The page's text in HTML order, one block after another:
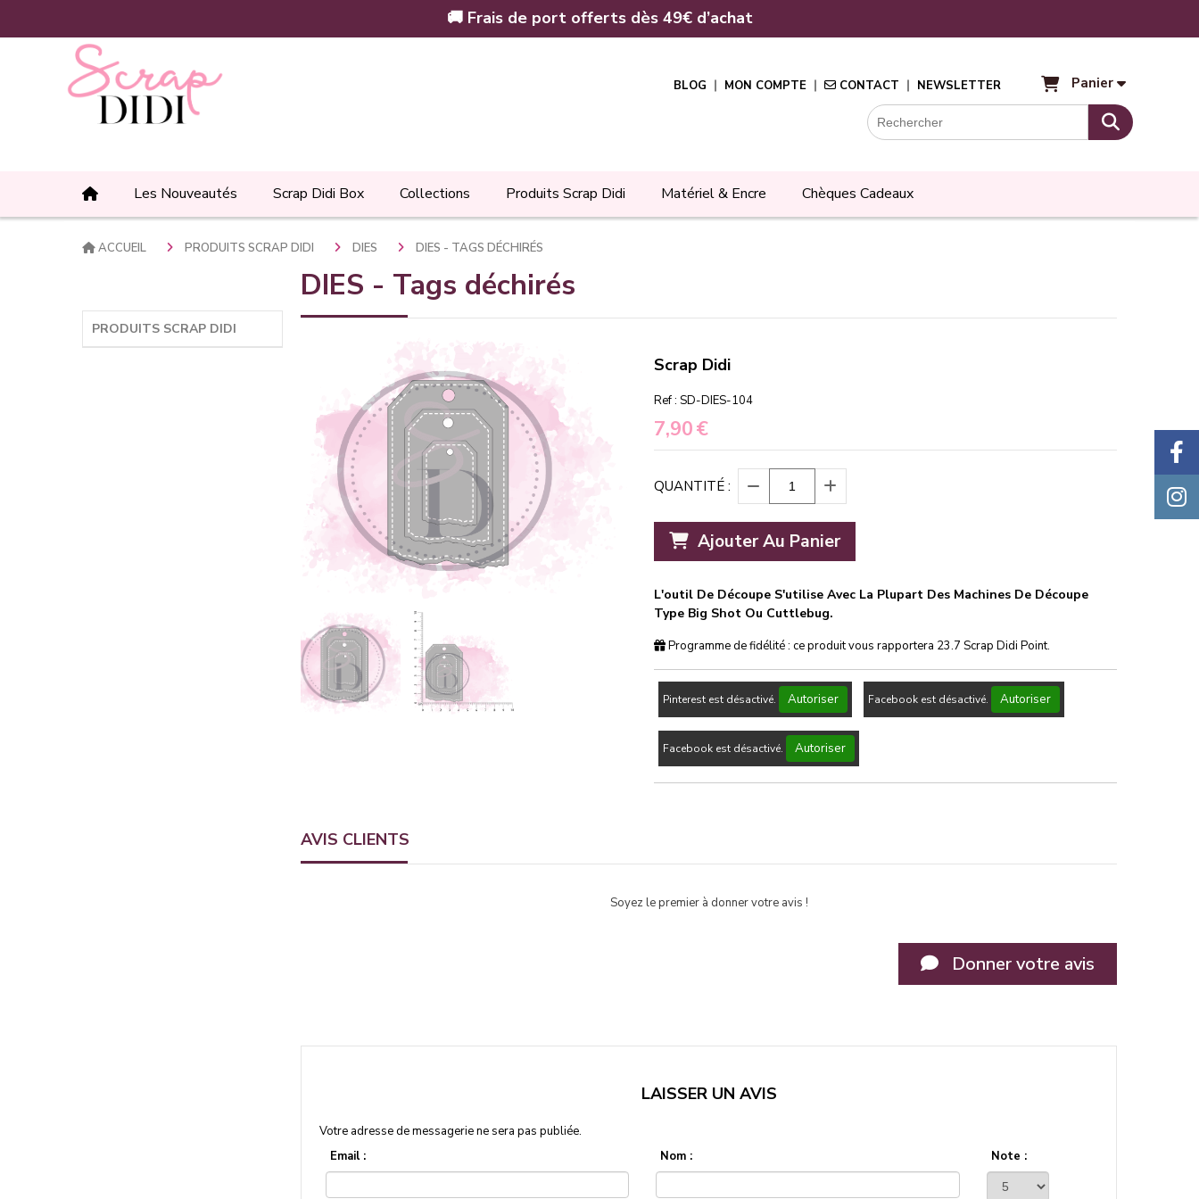
🚚 Frais de port offerts dès 49€ d’achat
BLOG MON COMPTE CONTACT NEWSLETTER Panier
Les Nouveautés Scrap Didi Box Collections Produits Scrap Didi Matériel & Encre Chèques Cadeaux
PRODUITS SCRAP DIDI
ACCUEIL PRODUITS SCRAP DIDI DIES DIES - TAGS DÉCHIRÉS
DIES - Tags déchirés
Scrap Didi
Ref : SD-DIES-104
7,90€
QUANTITÉ :
Ajouter Au Panier
L'outil De Découpe S'utilise Avec La Plupart Des Machines De Découpe
Type Big Shot Ou Cuttlebug.
Programme de fidélité : ce produit vous rapportera 23.7 Scrap Didi Point.
Pinterest est désactivé. Autoriser Facebook est désactivé. Autoriser
Facebook est désactivé. Autoriser
AVIS CLIENTS
Soyez le premier à donner votre avis !
Donner votre avis
LAISSER UN AVIS
Votre adresse de messagerie ne sera pas publiée.
Email :
Nom : Note :